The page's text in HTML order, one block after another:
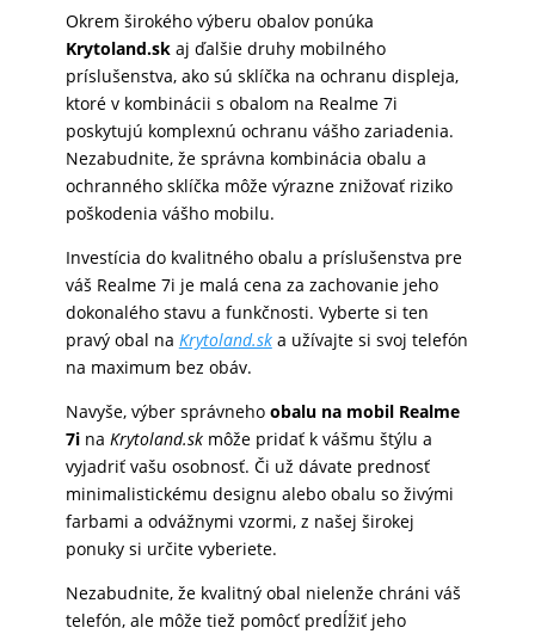
Okrem širokého výberu obalov ponúka
Krytoland.skaj ďalšie druhy mobilného
príslušenstva, ako sú sklíčka na ochranu displeja,
ktoré v kombinácii s obalom na Realme 7i
poskytujú komplexnú ochranu vášho zariadenia.
Nezabudnite, že správna kombinácia obalu a
ochranného sklíčka môže výrazne znižovať riziko
poškodenia vášho mobilu.
Investícia do kvalitného obalu a príslušenstva pre
váš Realme 7i je malá cena za zachovanie jeho
dokonalého stavu a funkčnosti. Vyberte si ten
pravý obal na Krytoland.ska užívajte si svoj telefón
na maximum bez obáv.
Navyše, výber správneho obalu na mobil Realme
7ina Krytoland.skmôže pridať k vášmu štýlu a
vyjadriť vašu osobnosť. Či už dávate prednosť
minimalistickému designu alebo obalu so živými
farbami a odvážnymi vzormi, z našej širokej
ponuky si určite vyberiete.
Nezabudnite, že kvalitný obal nielenže chráni váš
telefón, ale môže tiež pomôcť predĺžiť jeho